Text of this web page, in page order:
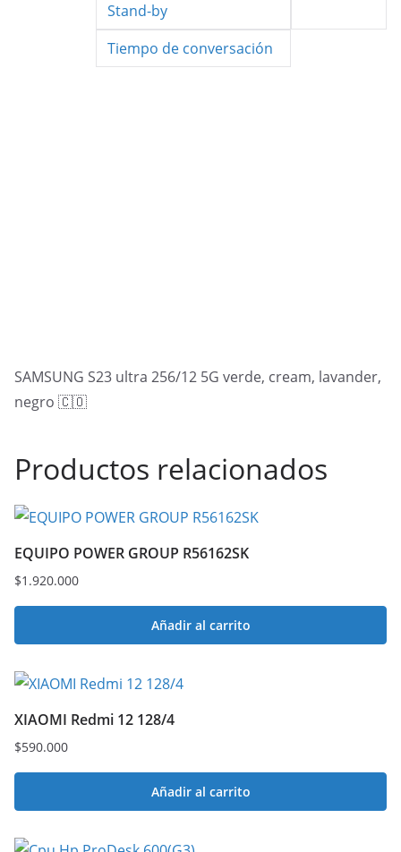
Stand-by
Tiempo de conversación
SAMSUNG S23 ultra 256/12 5G verde, cream, lavander,
negro 🇨🇴
Productos relacionados
EQUIPO POWER GROUP R56162SK
$1.920.000
Añadir al carrito
XIAOMI Redmi 12 128/4
$590.000
Añadir al carrito